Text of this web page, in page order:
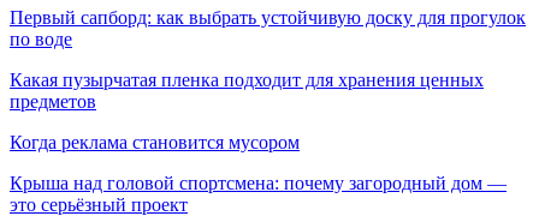
Первый сапборд: как выбрать устойчивую доску для прогулок
по воде
Какая пузырчатая пленка подходит для хранения ценных
предметов
Когда реклама становится мусором
Крыша над головой спортсмена: почему загородный дом —
это серьёзный проект